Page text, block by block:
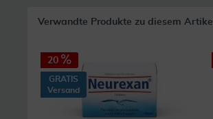
Verwandte Produkte zu diesem Artikel
20
GRATIS
Versand